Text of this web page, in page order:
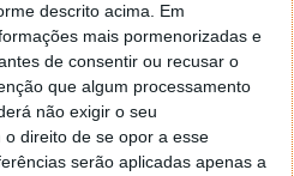
descrito acima. Em
mais pormenorizadas e
de consentir ou recusar o
que algum processamento
não exigir o seu
direito de se opor a esse
serão aplicadas apenas a